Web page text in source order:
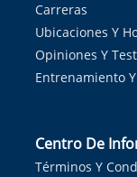
Carreras
Ubicaciones Y
Opiniones Y
Entrenamiento
Centro De
Términos Y